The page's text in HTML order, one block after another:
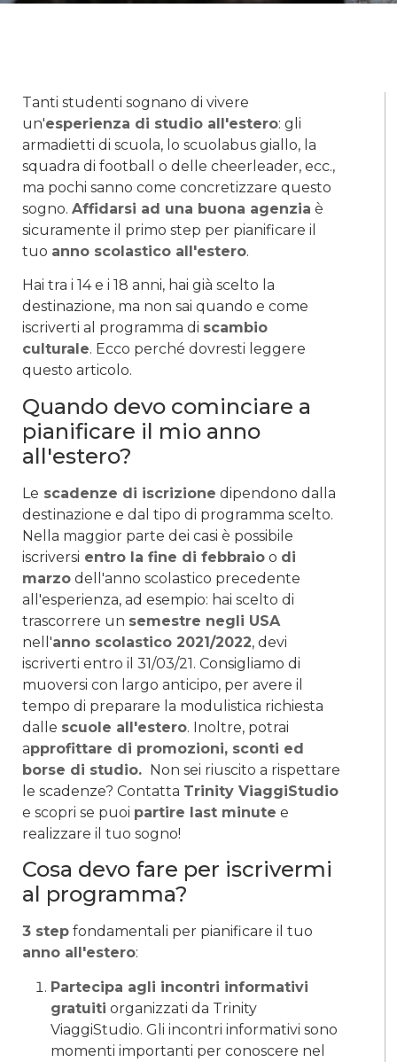
Tanti studenti sognano di vivere
un'esperienza di studio all'estero: gli
armadietti di scuola, lo scuolabus giallo, la
squadra di football o delle cheerleader, ecc.,
ma pochi sanno come concretizzare questo
sogno. Affidarsi ad una buona agenzia è
sicuramente il primo step per pianificare il
tuo anno scolastico all'estero.
Hai tra i 14 e i 18 anni, hai già scelto la
destinazione, ma non sai quando e come
iscriverti al programma di scambio
culturale. Ecco perché dovresti leggere
questo articolo.
Quando devo cominciare a
pianificare il mio anno
all'estero?
Le scadenze di iscrizione dipendono dalla
destinazione e dal tipo di programma scelto.
Nella maggior parte dei casi è possibile
iscriversi entro la fine di febbraio o di
marzo dell'anno scolastico precedente
all'esperienza, ad esempio: hai scelto di
trascorrere un semestre negli USA
nell'anno scolastico 2021/2022, devi
iscriverti entro il 31/03/21. Consigliamo di
muoversi con largo anticipo, per avere il
tempo di preparare la modulistica richiesta
dalle scuole all'estero. Inoltre, potrai
approfittare di promozioni, sconti ed
borse di studio. Non sei riuscito a rispettare
le scadenze? Contatta Trinity ViaggiStudio
e scopri se puoi partire last minute e
realizzare il tuo sogno!
Cosa devo fare per iscrivermi
al programma?
3 step fondamentali per pianificare il tuo
anno all'estero:
Partecipa agli incontri informativi
gratuiti organizzati da Trinity
ViaggiStudio. Gli incontri informativi sono
momenti importanti per conoscere nel